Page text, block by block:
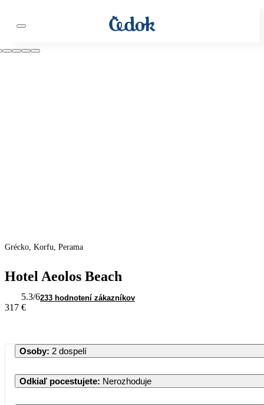
Grécko, Korfu, Perama
Hotel Aeolos Beach
5.3/6233 hodnotení zákazníkov
317 €
Osoby: 2 dospelí
Odkiaľ pocestujete: Nerozhoduje